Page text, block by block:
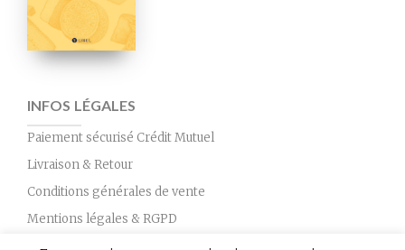
INFOS LÉGALES
Paiement sécurisé Crédit Mutuel
Livraison & Retour
Conditions générales de vente
Mentions légales & RGPD
Nous contacter